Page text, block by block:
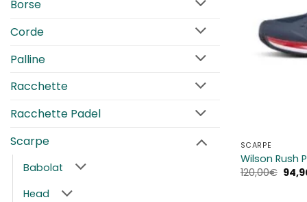
Borse
Corde
Palline
Racchette
Racchette Padel
Scarpe
Babolat
Head
SCARPE
Wilson Rush
120,00€ Il